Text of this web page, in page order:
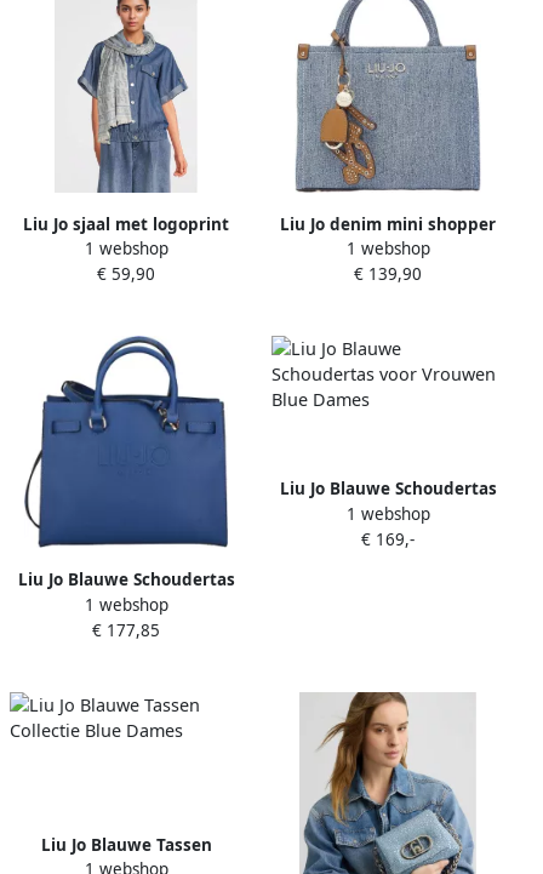
Liu Jo sjaal met logoprint
blauw
1 webshop
€ 59,90
Liu Jo denim mini shopper
blauw
1 webshop
€ 139,90
Liu Jo Blauwe Schoudertas
met Gouden Details Blue
Dames
1 webshop
€ 177,85
Liu Jo Blauwe Schoudertas
voor Vrouwen Blue Dames
1 webshop
€ 169,-
Liu Jo Blauwe Tassen
1 webshop